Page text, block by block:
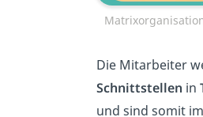
Die Mitarbeiter
Schnittstellen in
und sind somit